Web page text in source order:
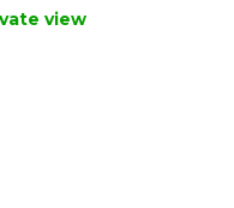
view